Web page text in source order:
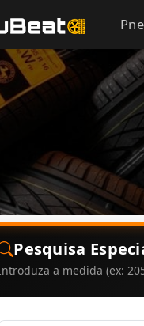
Pesquisa
a medida (ex: